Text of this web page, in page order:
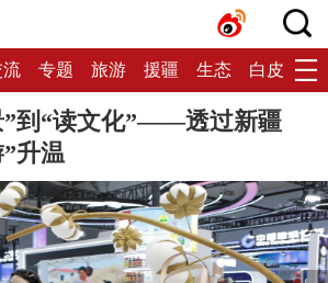
流 专题 旅游 援疆 生态 白皮书
”到“读文化”——透过新疆
升温